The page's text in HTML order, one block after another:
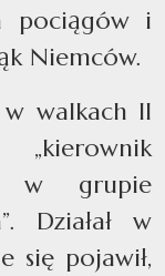
pociągów i
Niemców.
w walkach II
w grupie
Działał w
się pojawił,